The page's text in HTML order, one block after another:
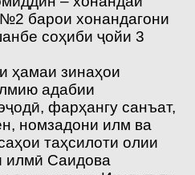
барои хонандагони
соҳиби ҷойи 3
ҳамаи зинаҳои
адабии
фарҳангу санъат,
номзадони илм ва
таҳсилоти олии
илмӣ Саидова